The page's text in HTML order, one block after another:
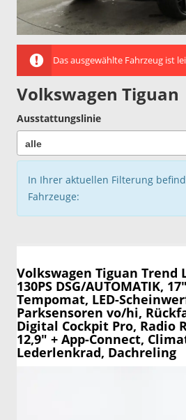
Das ausgewählte Fahrzeug ist
Volkswagen Tiguan
Ausstattungslinie
In Ihrer aktuellen Filterung
Fahrzeuge:
Volkswagen Tiguan Trend
130PS DSG/AUTOMATIK,
Tempomat, LED-
Parksensoren vo/hi,
Digital Cockpit Pro, Radio
12,9" + App-Connect,
Lederlenkrad, Dachreling